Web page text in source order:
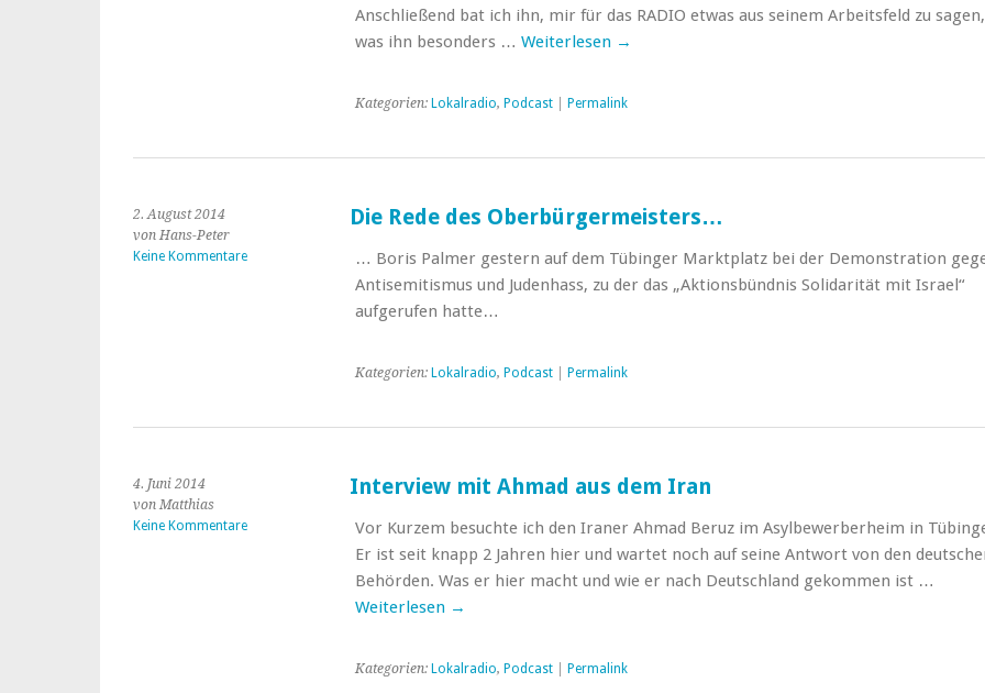
Anschließend bat ich ihn, mir für das RADIO etwas aus seinem Arbeitsfeld zu sagen,
was ihn besonders …Weiterlesen →
Kategorien: Lokalradio, Podcast Permalink
2. August 2014
von Hans-Peter
Keine Kommentare
Die Rede des Oberbürgermeisters…
… Boris Palmer gestern auf dem Tübinger Marktplatz bei der Demonstration
Antisemitismus und Judenhass, zu der das „Aktionsbündnis Solidarität mit Israel“
aufgerufen hatte…
Kategorien: Lokalradio, Podcast Permalink
4. Juni 2014
von Matthias
Keine Kommentare
Interview mit Ahmad aus dem Iran
Vor Kurzem besuchte ich den Iraner Ahmad Beruz im Asylbewerberheim in
Er ist seit knapp 2 Jahren hier und wartet noch auf seine Antwort von den
Behörden. Was er hier macht und wie er nach Deutschland gekommen ist …
Weiterlesen →
Kategorien: Lokalradio, Podcast Permalink